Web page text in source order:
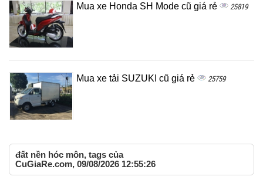
Mua xe Honda SH Mode cũ giá rẻ 25819
Mua xe tải SUZUKI cũ giá rẻ 25759
đất nền hóc môn, tags của
CuGiaRe.com, 09/08/2026 12:55:26